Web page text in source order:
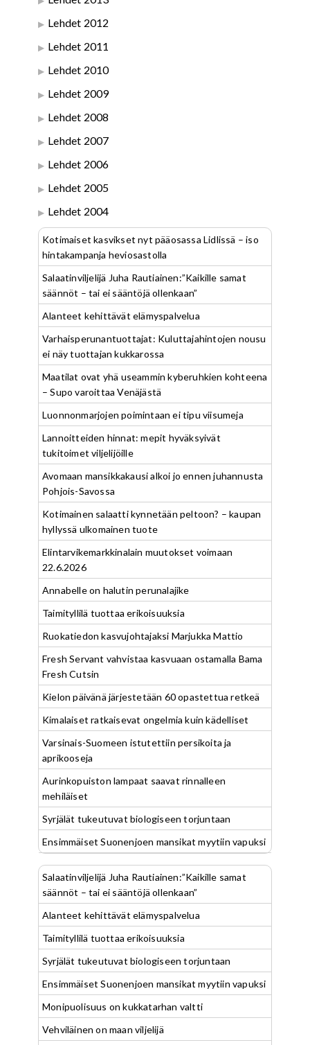
Lehdet 2012
Lehdet 2011
Lehdet 2010
Lehdet 2009
Lehdet 2008
Lehdet 2007
Lehdet 2006
Lehdet 2005
Lehdet 2004
Kotimaiset kasvikset nyt pääosassa Lidlissä – iso
hintakampanja heviosastolla
Salaatinviljelijä Juha Rautiainen:”Kaikille samat
säännöt – tai ei sääntöjä ollenkaan”
Alanteet kehittävät elämyspalvelua
Varhaisperunantuottajat: Kuluttajahintojen nousu
ei näy tuottajan kukkarossa
Maatilat ovat yhä useammin kyberuhkien kohteena
– Supo varoittaa Venäjästä
Luonnonmarjojen poimintaan ei tipu viisumeja
Lannoitteiden hinnat: mepit hyväksyivät
tukitoimet viljelijöille
Avomaan mansikkakausi alkoi jo ennen juhannusta
Pohjois-Savossa
Kotimainen salaatti kynnetään peltoon? – kaupan
hyllyssä ulkomainen tuote
Elintarvikemarkkinalain muutokset voimaan
22.6.2026
Annabelle on halutin perunalajike
Taimityllilä tuottaa erikoisuuksia
Ruokatiedon kasvujohtajaksi Marjukka Mattio
Fresh Servant vahvistaa kasvuaan ostamalla Bama
Fresh Cutsin
Kielon päivänä järjestetään 60 opastettua retkeä
Kimalaiset ratkaisevat ongelmia kuin kädelliset
Varsinais-Suomeen istutettiin persikoita ja
aprikooseja
Aurinkopuiston lampaat saavat rinnalleen
mehiläiset
Syrjälät tukeutuvat biologiseen torjuntaan
Ensimmäiset Suonenjoen mansikat myytiin vapuksi
Salaatinviljelijä Juha Rautiainen:”Kaikille samat
säännöt – tai ei sääntöjä ollenkaan”
Alanteet kehittävät elämyspalvelua
Taimityllilä tuottaa erikoisuuksia
Syrjälät tukeutuvat biologiseen torjuntaan
Ensimmäiset Suonenjoen mansikat myytiin vapuksi
Monipuolisuus on kukkatarhan valtti
Vehviläinen on maan viljelijä